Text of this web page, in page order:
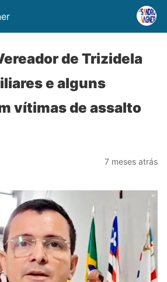
de Trizidela
e alguns
vítimas de assalto
7 meses atrás